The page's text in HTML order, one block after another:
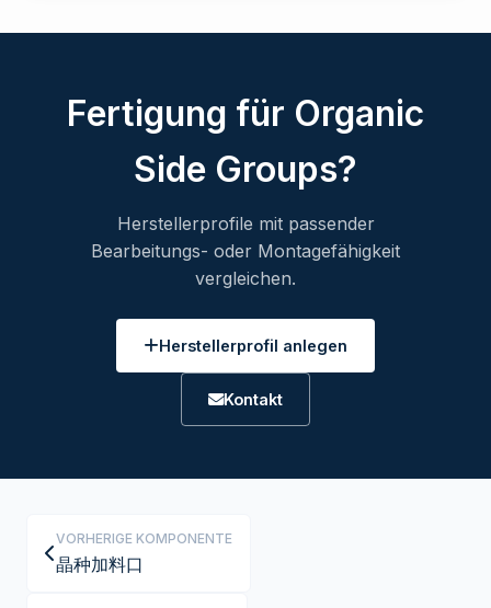
Fertigung für Organic
Side Groups?
Herstellerprofile mit passender
Bearbeitungs- oder Montagefähigkeit
vergleichen.
Herstellerprofil anlegen
Kontakt
VORHERIGE KOMPONENTE
晶种加料口